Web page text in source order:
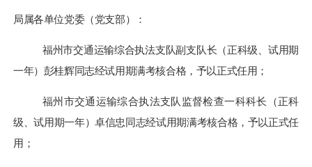
局属各单位党委（党支部） ：
福州市交通运输综合执法支队副支队长（正科级、试用期
一年）彭桂辉同志经试用期满考核合格，予以正式任用；
福州市交通运输综合执法支队监督检查一科科长（正科
级、试用期一年）卓信忠同志经试用期满考核合格，予以正式任
用；